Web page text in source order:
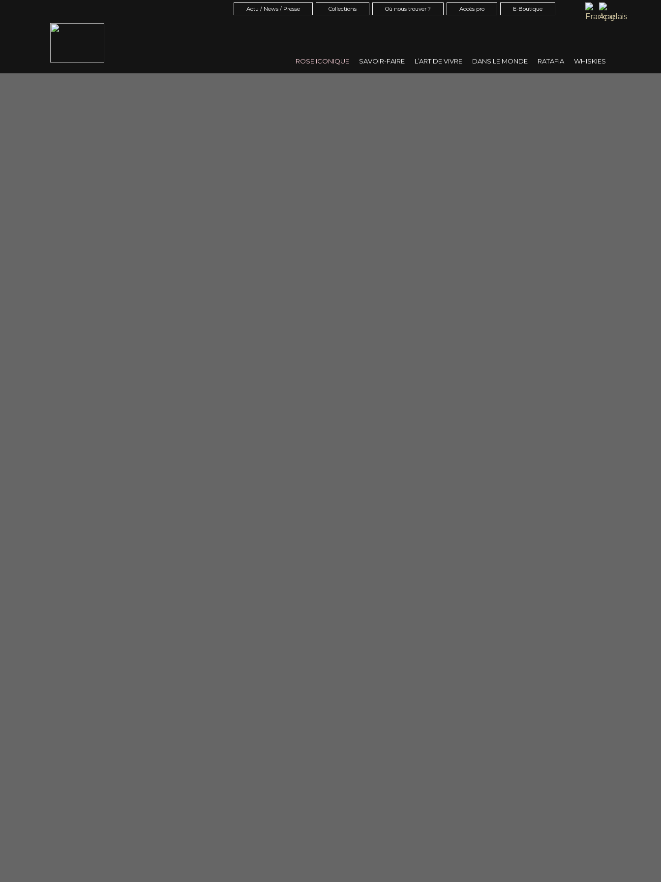
Actu / News / Presse Collections Où nous trouver ? Accès pro E-Boutique
ROSE ICONIQUE SAVOIR-FAIRE L’ART DE VIVRE DANS LE MONDE RATAFIA WHISKIES